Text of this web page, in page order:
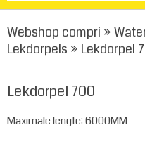
Webshop compri »
Lekdorpels » Lekdorpel
Lekdorpel 700
Maximale lengte: 6000MM